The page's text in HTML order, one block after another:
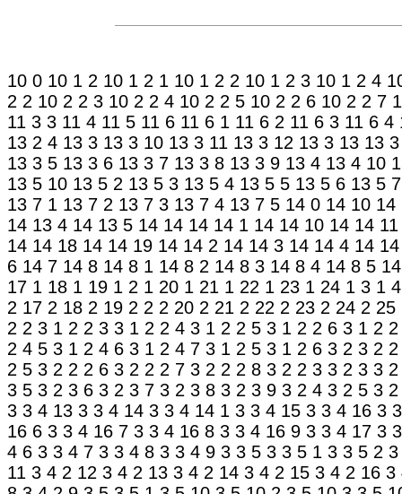
10 0 10 1 2 10 1 2 1 10 1 2 2 10 1 2 3 10 1 2 4
2 2 10 2 2 3 10 2 2 4 10 2 2 5 10 2 2 6 10 2 2 7
11 3 3 11 4 11 5 11 6 11 6 1 11 6 2 11 6 3 11 6 4
13 2 4 13 3 13 3 10 13 3 11 13 3 12 13 3 13 13
13 3 5 13 3 6 13 3 7 13 3 8 13 3 9 13 4 13 4 10
13 5 10 13 5 2 13 5 3 13 5 4 13 5 5 13 5 6 13 5 7
13 7 1 13 7 2 13 7 3 13 7 4 13 7 5 14 0 14 10 14
14 13 4 14 13 5 14 14 14 14 1 14 14 10 14 14 11
14 14 18 14 14 19 14 14 2 14 14 3 14 14 4 14
6 14 7 14 8 14 8 1 14 8 2 14 8 3 14 8 4 14 8 5
17 1 18 1 19 1 2 1 20 1 21 1 22 1 23 1 24 1 3 1 4
2 17 2 18 2 19 2 2 2 20 2 21 2 22 2 23 2 24 2 25
2 2 3 1 2 2 3 3 1 2 2 4 3 1 2 2 5 3 1 2 2 6 3 1 2 2
2 4 5 3 1 2 4 6 3 1 2 4 7 3 1 2 5 3 1 2 6 3 2 3 2 2
2 5 3 2 2 2 6 3 2 2 2 7 3 2 2 2 8 3 2 2 3 3 2 3 3
3 5 3 2 3 6 3 2 3 7 3 2 3 8 3 2 3 9 3 2 4 3 2 5 3
3 3 4 13 3 3 4 14 3 3 4 14 1 3 3 4 15 3 3 4 16 3
16 6 3 3 4 16 7 3 3 4 16 8 3 3 4 16 9 3 3 4 17 3
4 6 3 3 4 7 3 3 4 8 3 3 4 9 3 3 5 3 3 5 1 3 3 5 2 3
11 3 4 2 12 3 4 2 13 3 4 2 14 3 4 2 15 3 4 2 16 3